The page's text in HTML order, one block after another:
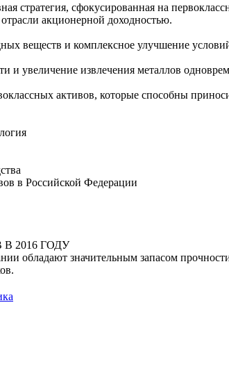
стратегия, сфокусированная на
акционерной доходностью.
веществ и комплексное улучшение
и увеличение извлечения металлов
активов, которые способны
в Российской Федерации
2016 ГОДУ
обладают значительным запасом